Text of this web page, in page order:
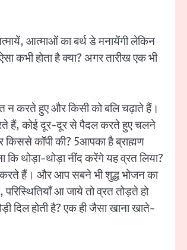
आत्माओं का बर्थ डे मनायेंगी लेकिन
कभी होता है क्या? अगर तारीख एक भी
न करते हुए और किसी को बलि चढ़ाते हैं।
हैं, कोई दूर-दूर से पैदल करते हुए चलने
कॉपी की? 5आपका है ब्राह्मण
कि थोड़ा-थोड़ा नींद करेंगे यह व्रत लिया?
करते हैं। और आप सबने भी शुद्ध भोजन का
आ जाये तो व्रत तोड़ते हो
दिल होती है? एक ही जैसा खाना खाते-